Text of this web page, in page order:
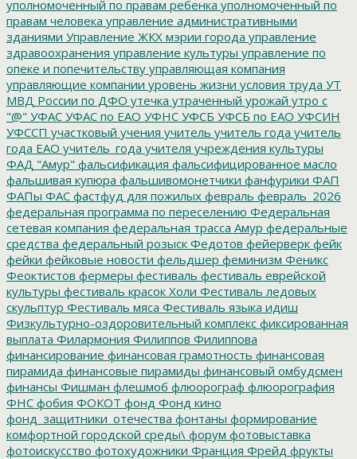
уполномоченный по правам ребенка уполномоченный по
правам человека управление административными
зданиями Управление ЖКХ мэрии города управление
здравоохранения управление культуры управление по
опеке и попечительству управляющая компания
управляющие компании уровень жизни условия труда УТ
МВД России по ДФО утечка утраченный урожай утро с
"@" УФАС УФАС по ЕАО УФНС УФСБ УФСБ по ЕАО УФСИН
УФССП участковый учения учитель учитель года учитель
года ЕАО учитель_года учителя учреждения культуры
ФАД "Амур" фальсификация фальсифицированное масло
фальшивая купюра фальшивомонетчики фанфурики ФАП
ФАПы ФАС фастфуд для пожилых февраль февраль_2026
федеральная программа по переселению Федеральная
сетевая компания федеральная трасса Амур федеральные
средства федеральный розыск Федотов фейерверк фейк
фейки фейковые новости фельдшер феминизм Феникс
Феоктистов фермеры фестиваль фестиваль еврейской
культуры фестиваль красок Холи Фестиваль ледовых
скульптур Фестиваль мяса Фестиваль языка идиш
Физкультурно-оздоровительный комплекс фиксированная
выплата Филармония Филиппов Филиппова
финансирование финансовая грамотность финансовая
пирамида финансовые пирамиды финансовый омбудсмен
финансы Фишман флешмоб флюорограф флюорография
ФНС фобия ФОКОТ фонд Фонд кино
фонд_защитники_отечества фонтаны формирование
комфортной городской среды\ форум фотовыставка
фотоискусство фотохудожники Франция Фрейд фрукты